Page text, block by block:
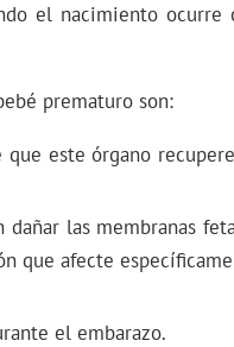
el nacimiento ocurre
prematuro son:
este órgano
las membranas
que afecte
el embarazo.